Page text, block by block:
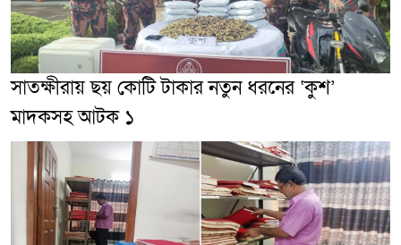
সাতক্ষীরায় ছয় কোটি টাকার নতুন ধরনের ‘কুশ’
মাদকসহ আটক ১